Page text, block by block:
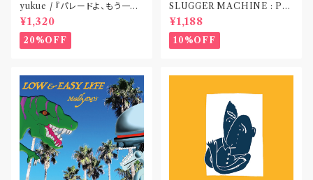
yukue / 『パレードよ、もう一度』
(TAPE)
¥1,320
20%OFF
SLUGGER MACHINE : PE
ACE OUT! / we die if we d
o not do “DIG”(SPLIT CD)
〝横浜&札幌〟
¥1,188
10%OFF